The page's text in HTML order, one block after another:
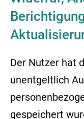
Der Nutzer hat
unentgeltlich
gespeichert